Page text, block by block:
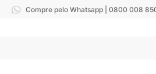
Compre pelo Whatsapp | 0800 008